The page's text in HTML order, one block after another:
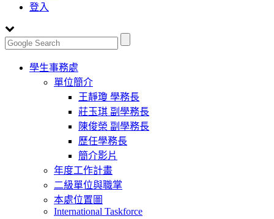
登入
Toggle
navigation
學生事務處
單位簡介
王靜瓊 學務長
莊玉琪 副學務長
陳俊榮 副學務長
歷任學務長
簡介影片
年度工作計畫
二級單位與職掌
本處位置圖
International Taskforce